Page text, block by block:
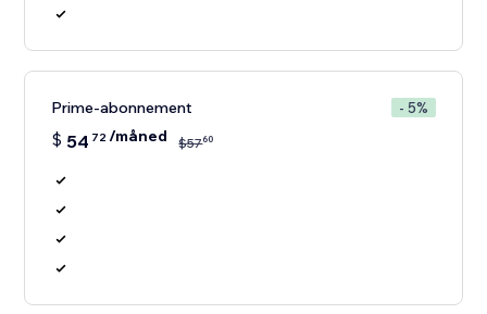
Prime-abonnement - 5%
$ 54 72/måned $5760